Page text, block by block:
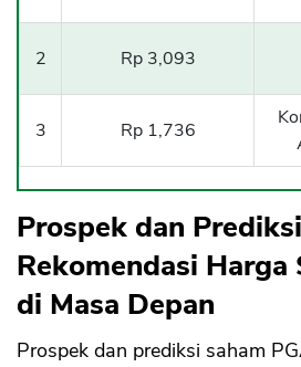
2 Rp 3,093
3 Rp 1,736
Prospek dan Prediksi
Rekomendasi Harga
di Masa Depan
Prospek dan prediksi saham